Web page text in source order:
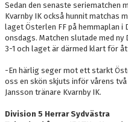
Sedan den senaste seriematchen
Kvarnby IK också hunnit matchas
laget Österlen FF på hemmaplan
onsdags. Matchen slutade med
3-1 och laget är därmed klart för
-En härlig seger mot ett starkt
oss en skön skjuts inför vårens
Jansson tränare Kvarnby IK.
Division 5 Herrar Sydvästra